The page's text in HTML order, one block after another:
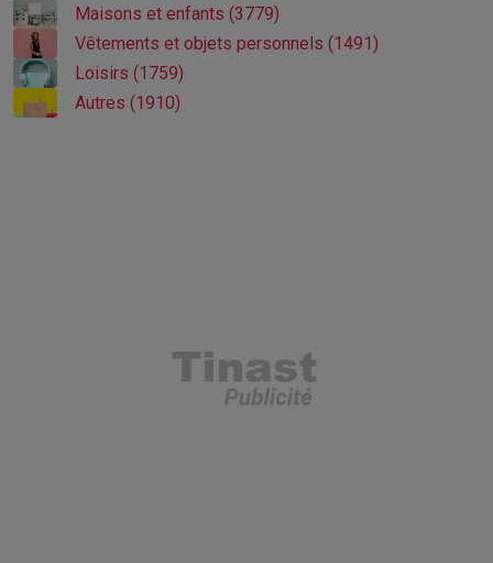
Maisons et enfants (3779)
Vêtements et objets personnels (1491)
Loisirs (1759)
Autres (1910)